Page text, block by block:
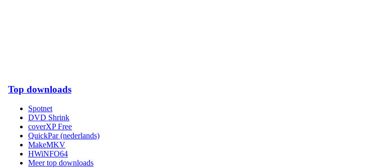
Top downloads
Spotnet
DVD Shrink
coverXP Free
QuickPar (nederlands)
MakeMKV
HWiNFO64
Meer top downloads